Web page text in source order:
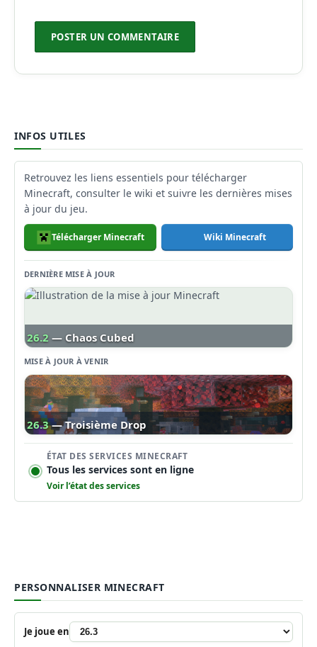
INFOS UTILES
Retrouvez les liens essentiels pour télécharger
Minecraft, consulter le wiki et suivre les dernières mises
à jour du jeu.
Télécharger Minecraft Wiki Minecraft
DERNIÈRE MISE À JOUR
26.2 — Chaos Cubed
MISE À JOUR À VENIR
26.3 — Troisième Drop
ÉTAT DES SERVICES MINECRAFT
Tous les services sont en ligne
Voir l’état des services
PERSONNALISER MINECRAFT
Je joue en